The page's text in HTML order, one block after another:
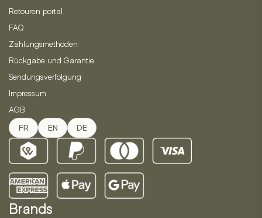
Retouren portal
FAQ
Zahlungsmethoden
Rückgabe und Garantie
Sendungsverfolgung
Impressum
AGB
FR EN DE
Brands